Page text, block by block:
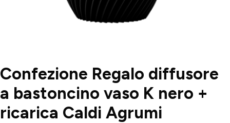
Confezione Regalo diffusore
a bastoncino vaso K nero +
ricarica Caldi Agrumi